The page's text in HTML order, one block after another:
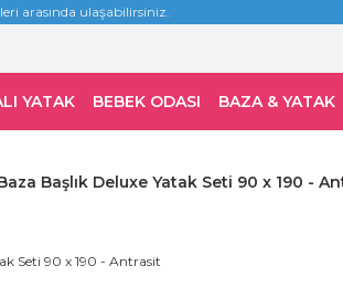
arasında ulaşabilirsiniz.
YATAK BEBEK ODASI BAZA & YATAK
Başlık Deluxe Yatak Seti 90 x 190 -